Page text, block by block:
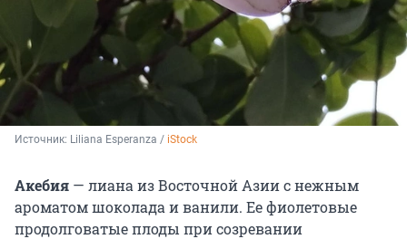
Источник: Liliana Esperanza / iStock
Акебия — лиана из Восточной Азии с нежным
ароматом шоколада и ванили. Ее фиолетовые
продолговатые плоды при созревании